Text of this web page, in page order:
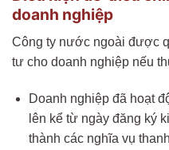
doanh nghiệp
Công ty nước ngoài được
tư cho doanh nghiệp nếu
Doanh nghiệp đã hoạt
lên kể từ ngày đăng ký
thành các nghĩa vụ